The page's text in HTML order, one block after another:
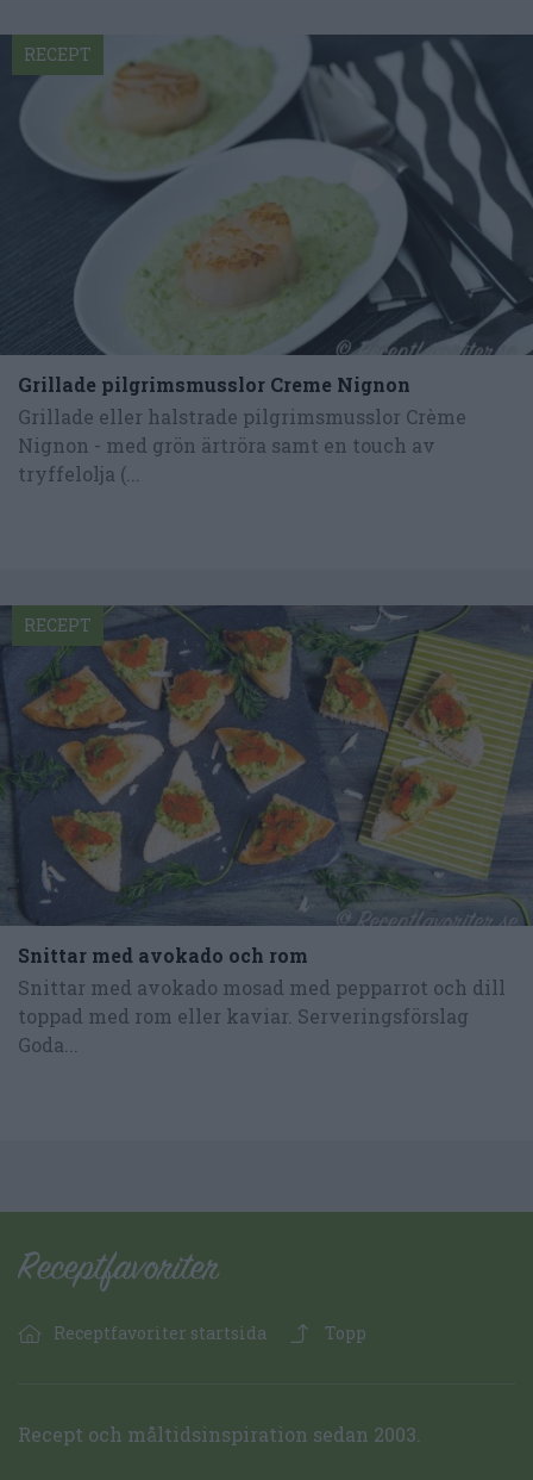
Grillade pilgrimsmusslor Creme Nignon
Grillade eller halstrade pilgrimsmusslor Crème
Nignon - med grön ärtröra samt en touch av
tryffelolja (...
RECEPT
Snittar med avokado och rom
Snittar med avokado mosad med pepparrot och dill
toppad med rom eller kaviar. Serveringsförslag
Goda...
RECEPT
Receptfavoriter startsida Topp
Recept och måltidsinspiration sedan 2003.